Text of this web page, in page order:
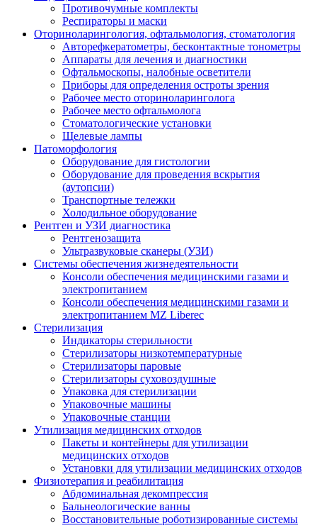
Противочумные комплекты
Респираторы и маски
Оториноларингология, офтальмология, стоматология
Авторефкератометры, бесконтактные тонометры
Аппараты для лечения и диагностики
Офтальмоскопы, налобные осветители
Приборы для определения остроты зрения
Рабочее место оториноларинголога
Рабочее место офтальмолога
Стоматологические установки
Щелевые лампы
Патоморфология
Оборудование для гистологии
Оборудование для проведения вскрытия
(аутопсии)
Транспортные тележки
Холодильное оборудование
Рентген и УЗИ диагностика
Рентгенозащита
Ультразвуковые сканеры (УЗИ)
Системы обеспечения жизнедеятельности
Консоли обеспечения медицинскими газами и
электропитанием
Консоли обеспечения медицинскими газами и
электропитанием MZ Liberec
Стерилизация
Индикаторы стерильности
Стерилизаторы низкотемпературные
Стерилизаторы паровые
Стерилизаторы суховоздушные
Упаковка для стерилизации
Упаковочные машины
Упаковочные станции
Утилизация медицинских отходов
Пакеты и контейнеры для утилизации
медицинских отходов
Установки для утилизации медицинских отходов
Физиотерапия и реабилитация
Абдоминальная декомпрессия
Бальнеологические ванны
Восстановительные роботизированные системы